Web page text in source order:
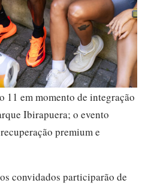
11 em momento de integração
Ibirapuera; o evento
premium e
convidados participarão de